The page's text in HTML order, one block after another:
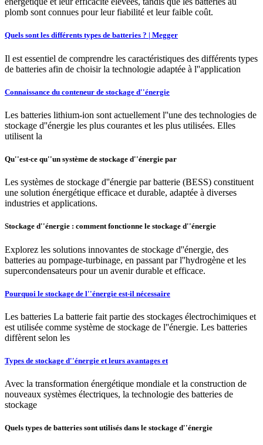
plomb sont connues pour leur fiabilité et leur faible coût.
Quels sont les différents types de batteries ? | Megger
Il est essentiel de comprendre les caractéristiques des différents types
de batteries afin de choisir la technologie adaptée à l''application
Connaissance du conteneur de stockage d''énergie
Les batteries lithium-ion sont actuellement l''une des technologies de
stockage d''énergie les plus courantes et les plus utilisées. Elles
utilisent la
Qu''est-ce qu''un système de stockage d''énergie par
Les systèmes de stockage d''énergie par batterie (BESS) constituent
une solution énergétique efficace et durable, adaptée à diverses
industries et applications.
Stockage d''énergie : comment fonctionne le stockage d''énergie
Explorez les solutions innovantes de stockage d''énergie, des
batteries au pompage-turbinage, en passant par l''hydrogène et les
supercondensateurs pour un avenir durable et efficace.
Pourquoi le stockage de l''énergie est-il nécessaire
Les batteries La batterie fait partie des stockages électrochimiques et
est utilisée comme système de stockage de l''énergie. Les batteries
diffèrent selon les
Types de stockage d''énergie et leurs avantages et
Avec la transformation énergétique mondiale et la construction de
nouveaux systèmes électriques, la technologie des batteries de
stockage
Quels types de batteries sont utilisés dans le stockage d''énergie